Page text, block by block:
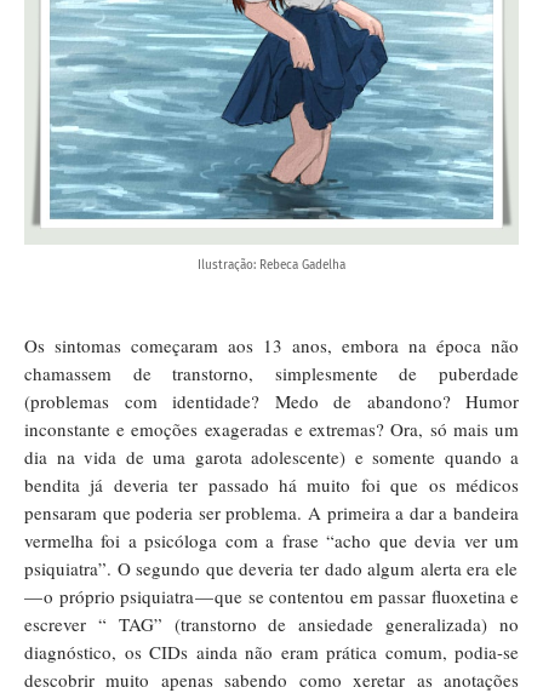
Ilustração: Rebeca Gadelha
Os sintomas começaram aos 13 anos, embora na época não
chamassem de transtorno, simplesmente de puberdade
(problemas com identidade? Medo de abandono? Humor
inconstante e emoções exageradas e extremas? Ora, só mais um
dia na vida de uma garota adolescente) e somente quando a
bendita já deveria ter passado há muito foi que os médicos
pensaram que poderia ser problema. A primeira a dar a bandeira
vermelha foi a psicóloga com a frase “acho que devia ver um
psiquiatra”. O segundo que deveria ter dado algum alerta era ele
—o próprio psiquiatra—que se contentou em passar fluoxetina e
escrever “ TAG” (transtorno de ansiedade generalizada) no
diagnóstico, os CIDs ainda não eram prática comum, podia-se
descobrir muito apenas sabendo como xeretar as anotações